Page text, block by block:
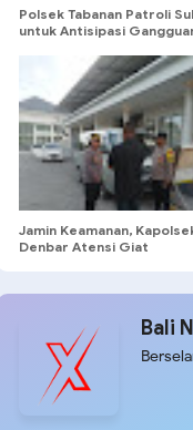
Polsek Tabanan Patroli
untuk Antisipasi
Jamin Keamanan,
Denbar Atensi Giat
Bali